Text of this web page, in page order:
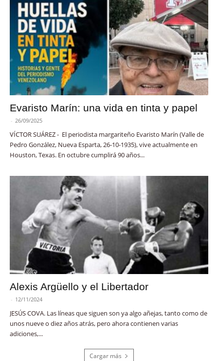
Evaristo Marín: una vida en tinta y papel
- 26/09/2025
VÍCTOR SUÁREZ - El periodista margariteño Evaristo Marín (Valle de
Pedro González, Nueva Esparta, 26-10-1935), vive actualmente en
Houston, Texas. En octubre cumplirá 90 años...
Alexis Argüello y el Libertador
- 12/11/2024
JESÚS COVA. Las líneas que siguen son ya algo añejas, tanto como de
unos nueve o diez años atrás, pero ahora contienen varias
adiciones,...
Cargar más